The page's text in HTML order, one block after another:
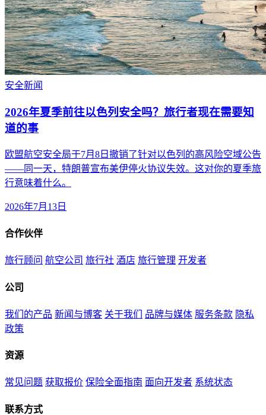
安全新闻
2026年夏季前往以色列安全吗？旅行者现在需要知
道的事
欧盟航空安全局于7月8日撤销了针对以色列的高风险空域公告
——同一天，特朗普宣布美伊停火协议失效。这对你的夏季旅
行意味着什么。
2026年7月13日
合作伙伴
旅行顾问 航空公司 旅行社 酒店 旅行管理 开发者
公司
我们的产品 新闻与博客 关于我们 品牌与媒体 服务条款 隐私
政策
资源
常见问题 获取报价 保险全面指南 面向开发者 系统状态
联系方式